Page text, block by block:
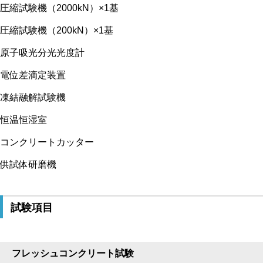
圧縮試験機（2000kN）×1基
圧縮試験機（200kN）×1基
原子吸光分光光度計
電位差滴定装置
凍結融解試験機
恒温恒湿室
コンクリートカッター
供試体研磨機
試験項目
フレッシュコンクリート試験